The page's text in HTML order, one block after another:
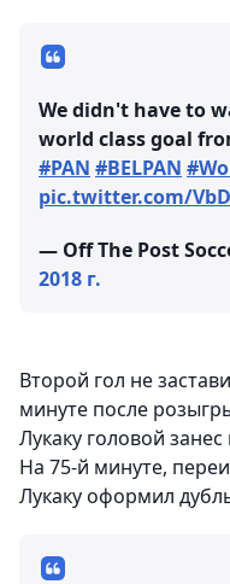
We didn't have to
world class goal
#PAN #BELPAN
pic.twitter.com/
— Off The Post
2018 г.
Второй гол не
минуте после
Лукаку головой занес
На 75-й минуте,
Лукаку оформил